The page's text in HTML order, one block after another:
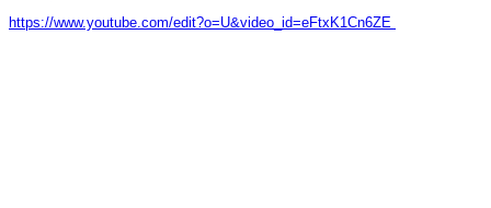
https://www.youtube.com/edit?o=U&video_id=eFtxK1Cn6ZE